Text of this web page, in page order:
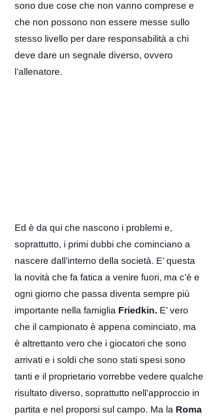
sono due cose che non vanno comprese e
che non possono non essere messe sullo
stesso livello per dare responsabilità a chi
deve dare un segnale diverso, ovvero
l’allenatore.
Ed è da qui che nascono i problemi e,
soprattutto, i primi dubbi che cominciano a
nascere dall’interno della società. E’ questa
la novità che fa fatica a venire fuori, ma c’è e
ogni giorno che passa diventa sempre più
importante nella famiglia Friedkin. E’ vero
che il campionato è appena cominciato, ma
è altrettanto vero che i giocatori che sono
arrivati e i soldi che sono stati spesi sono
tanti e il proprietario vorrebbe vedere qualche
risultato diverso, soprattutto nell’approccio in
partita e nel proporsi sul campo. Ma la Roma